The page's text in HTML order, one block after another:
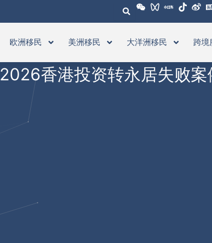
欧洲移民 美洲移民 大洋洲移民 跨境
2026香港投资转永居失败案